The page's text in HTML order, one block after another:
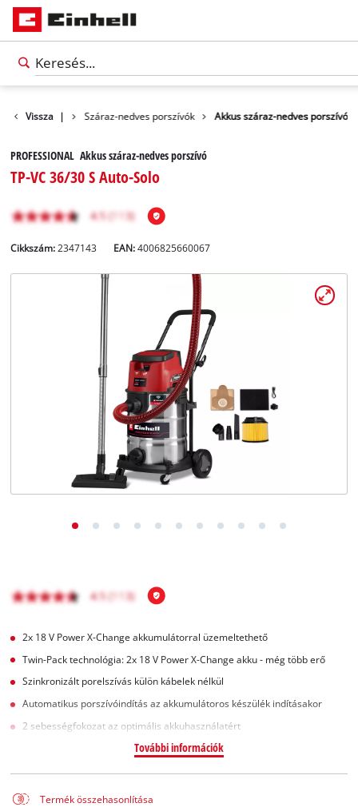
Vissza |
Tisztítógépek Száraz-nedves porszívók Akkus száraz-nedves porszívó
PROFESSIONAL Akkus száraz-nedves porszívó
TP-VC 36/30 S Auto-Solo
Cikkszám: 2347143 EAN:4006825660067
2x 18 V Power X-Change akkumulátorral üzemeltethető
Twin-Pack technológia: 2x 18 V Power X-Change akku - még több erő
Szinkronizált porelszívás külön kábelek nélkül
Automatikus porszívóindítás az akkumulátoros készülék indításakor
2 sebességfokozat az optimális akkuhasználatért
További információk
Termék összehasonlítása